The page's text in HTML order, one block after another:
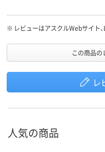
※ レビューはアスクルWebサイト
この商品の
レ
人気の商品